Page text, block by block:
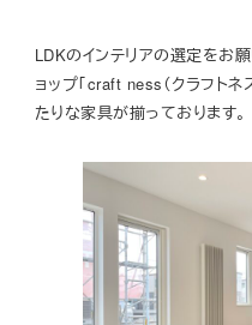
LDKのインテリアの選定をお
ョップ「craft ness（クラフトネ
たりな家具が揃っております。